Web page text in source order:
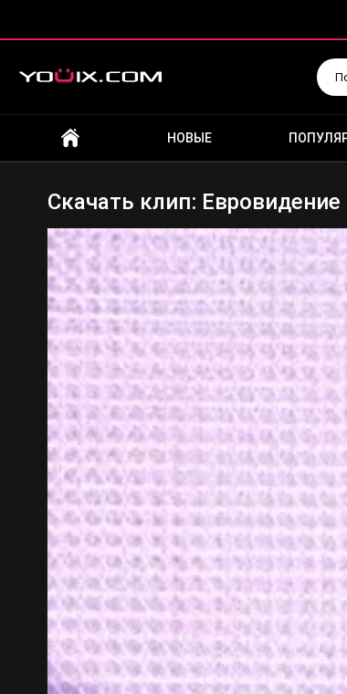
НОВЫЕ
Скачать клип: